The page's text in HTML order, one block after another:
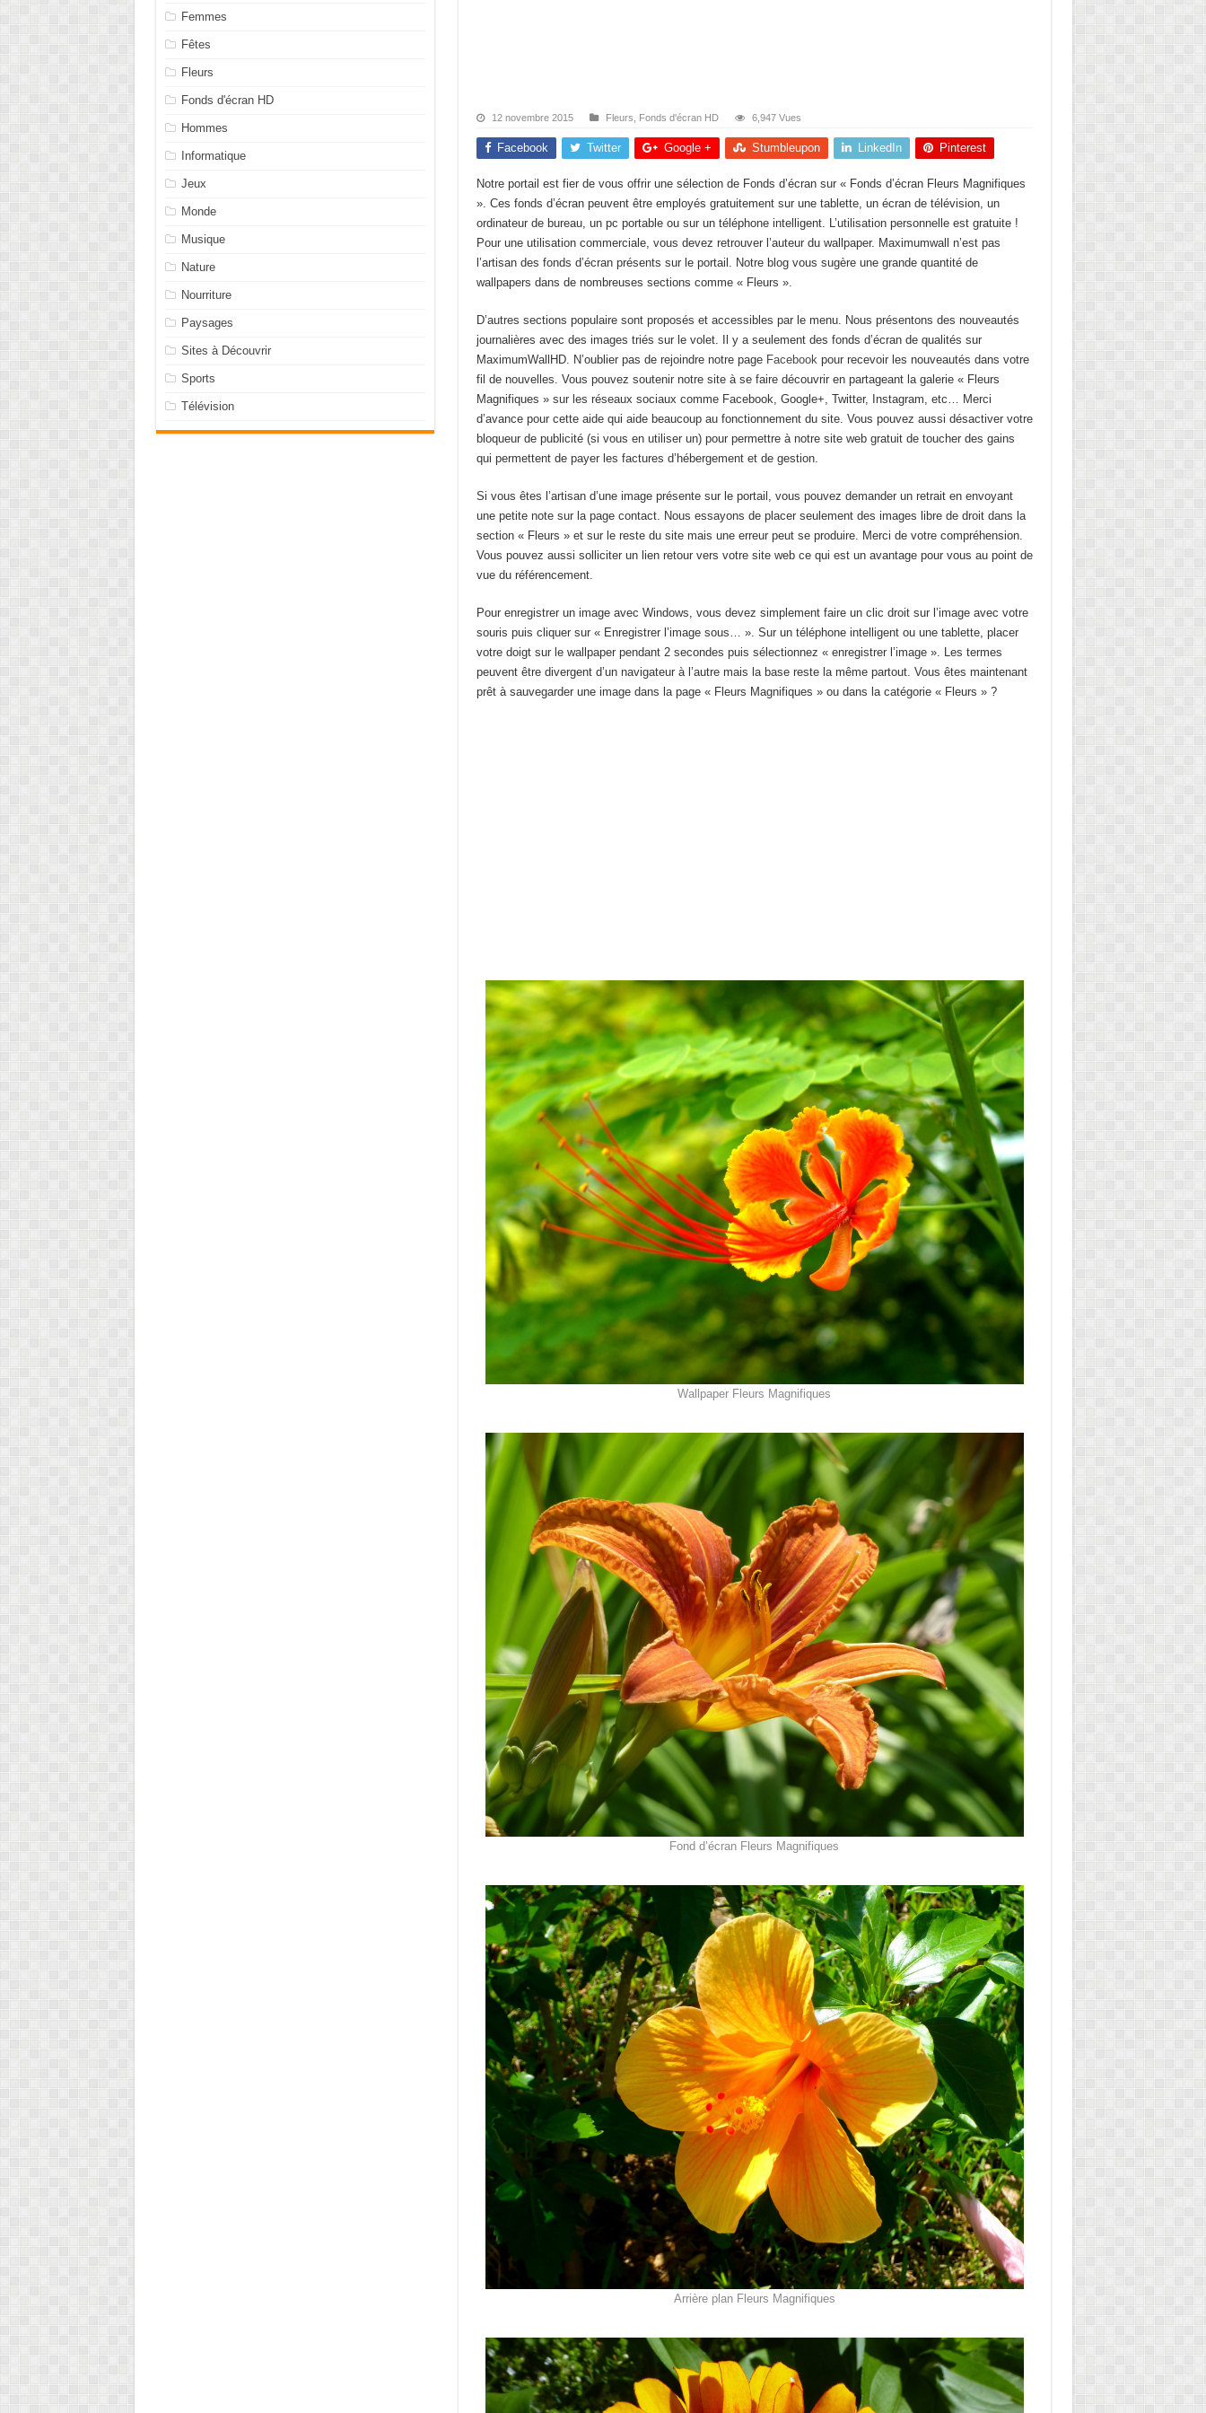
12 novembre 2015 Fleurs Fonds d'écran HD 6,947 Vues
Facebook Twitter Google + Stumbleupon LinkedIn Pinterest
Notre portail est fier de vous offrir une sélection de Fonds d’écran sur « Fonds d’écran Fleurs Magnifiques
». Ces fonds d’écran peuvent être employés gratuitement sur une tablette, un écran de télévision, un
ordinateur de bureau, un pc portable ou sur un téléphone intelligent. L’utilisation personnelle est gratuite !
Pour une utilisation commerciale, vous devez retrouver l’auteur du wallpaper. Maximumwall n’est pas
l’artisan des fonds d’écran présents sur le portail. Notre blog vous sugère une grande quantité de
wallpapers dans de nombreuses sections comme « Fleurs ».
D’autres sections populaire sont proposés et accessibles par le menu. Nous présentons des nouveautés
journalières avec des images triés sur le volet. Il y a seulement des fonds d’écran de qualités sur
MaximumWallHD. N’oublier pas de rejoindre notre page Facebookpour recevoir les nouveautés dans votre
fil de nouvelles. Vous pouvez soutenir notre site à se faire découvrir en partageant la galerie « Fleurs
Magnifiques » sur les réseaux sociaux comme Facebook, Google+, Twitter, Instagram, etc… Merci
d’avance pour cette aide qui aide beaucoup au fonctionnement du site. Vous pouvez aussi désactiver votre
bloqueur de publicité (si vous en utiliser un) pour permettre à notre site web gratuit de toucher des gains
qui permettent de payer les factures d’hébergement et de gestion.
Si vous êtes l’artisan d’une image présente sur le portail, vous pouvez demander un retrait en envoyant
une petite note sur la page contact. Nous essayons de placer seulement des images libre de droit dans la
section « Fleurs » et sur le reste du site mais une erreur peut se produire. Merci de votre compréhension.
Vous pouvez aussi solliciter un lien retour vers votre site web ce qui est un avantage pour vous au point de
vue du référencement.
Pour enregistrer un image avec Windows, vous devez simplement faire un clic droit sur l’image avec votre
souris puis cliquer sur « Enregistrer l’image sous… ». Sur un téléphone intelligent ou une tablette, placer
votre doigt sur le wallpaper pendant 2 secondes puis sélectionnez « enregistrer l’image ». Les termes
peuvent être divergent d’un navigateur à l’autre mais la base reste la même partout. Vous êtes maintenant
prêt à sauvegarder une image dans la page « Fleurs Magnifiques » ou dans la catégorie « Fleurs » ?
Wallpaper Fleurs Magnifiques
Fond d’écran Fleurs Magnifiques
Arrière plan Fleurs Magnifiques
Femmes
Fêtes
Fleurs
Fonds d'écran HD
Hommes
Informatique
Jeux
Monde
Musique
Nature
Nourriture
Paysages
Sites à Découvrir
Sports
Télévision